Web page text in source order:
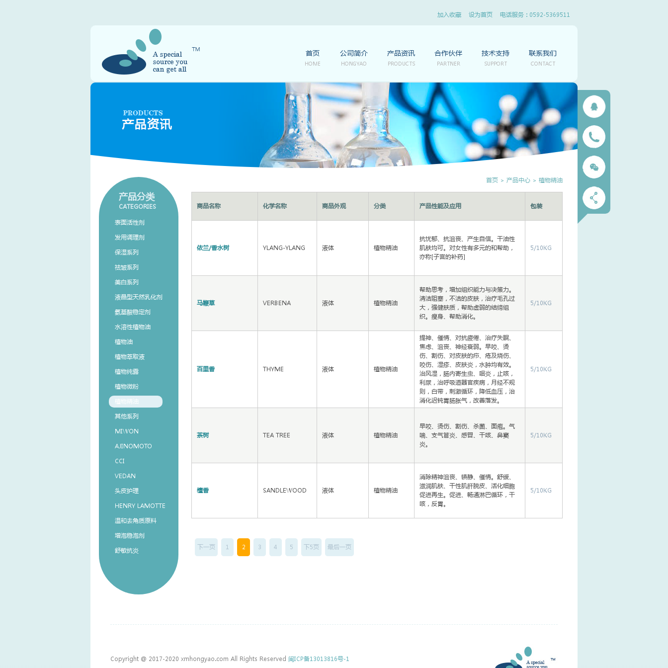
加入收藏 设为首页 电话服务 : 0592-5369511
首页
HOME
公司简介
HONGYAO
产品资讯
PRODUCTS
合作伙伴
PARTNER
技术支持
SUPPORT
联系我们
CONTACT
首页 > 产品中心 > 植物精油
产品分类
CATEGORIES
表面活性剂
发用调理剂
保湿系列
祛皱系列
美白系列
液晶型天然乳化剂
氨基酸稳定剂
水溶性植物油
植物油
植物萃取液
植物纯露
植物微粉
植物精油
其他系列
MIWON
AJINOMOTO
CCI
VEDAN
头皮护理
HENRY LAMOTTE
温和去角质原料
增泡稳泡剂
舒敏抗炎
商品名称 化学名称 商品外观 分类 产品性能及应用 包装
依兰/香水树 YLANG-YLANG 液体 植物精油
抗忧郁、抗沮丧、产生自信。干油性
肌肤均可。对女性有多元的和帮助，
亦称[子宫的补药]
5/10KG
马鞭草 VERBENA 液体 植物精油
帮助思考，增加组织能力与决策力。
清洁阻塞，不洁的皮肤，治疗毛孔过
大，强健肤质，帮助虚弱的结缔组
织。瘦身、帮助消化。
5/10KG
百里香 THYME 液体 植物精油
提神、催情、对抗疲倦、治疗失眠、
焦虑、沮丧、神经衰弱。早咬、烫
伤、割伤、对皮肤的疖、疮及烧伤、
咬伤、湿疹、皮肤炎，水肿均有效。
治风湿，肠内寄生虫、咽炎，止咳，
利尿，治呼吸道器官疾病，月经不规
则，白带，刺激循环，降低血压，治
消化迟钝胃肠胀气，改善落发。
5/10KG
茶树 TEA TREE 液体 植物精油
早咬、烫伤、割伤、杀菌、面疱。气
喘、支气管炎、感冒、干咳、鼻窦
炎。
5/10KG
檀香 SANDLEWOOD 液体 植物精油
消除精神沮丧、镇静、催情。舒缓、
滋润肌肤、干性肌肝脱皮、活化细胞
促进再生。促进、畅通淋巴循环，干
咳，反胃。
5/10KG
下一页 1 2 3 4 5 下5页 最后一页
Copyright @ 2017-2020 xmhongyao.com All Rights Reserved 闽ICP备13013816号-1